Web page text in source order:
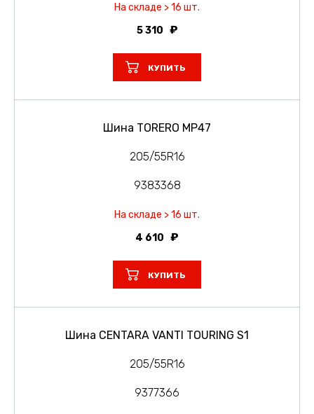
На складе > 16 шт.
5 310
КУПИТЬ
Шина TORERO MP47
205/55R16
9383368
На складе > 16 шт.
4 610
КУПИТЬ
Шина CENTARA VANTI TOURING S1
205/55R16
9377366